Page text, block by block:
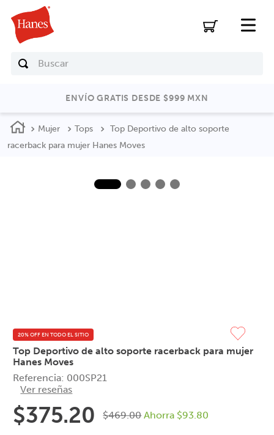
Buscar
ENVÍO GRATIS DESDE $999 MXN
Mujer Tops
Top Deportivo de alto soporte
racerback para mujer Hanes Moves
20% OFF EN TODO EL SITIO
Top Deportivo de alto soporte racerback para mujer
Hanes Moves
Referencia: 000SP21
Ver reseñas
$375.20 $469.00 Ahorra $93.80